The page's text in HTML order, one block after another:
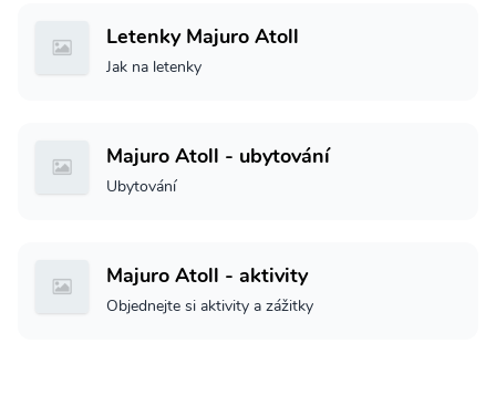
Letenky Majuro Atoll
Jak na letenky
Majuro Atoll - ubytování
Ubytování
Majuro Atoll - aktivity
Objednejte si aktivity a zážitky